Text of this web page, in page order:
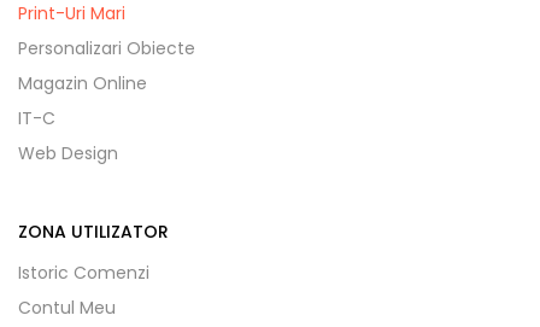
Print-Uri Mari
Personalizari Obiecte
Magazin Online
IT-C
Web Design
ZONA UTILIZATOR
Istoric Comenzi
Contul Meu